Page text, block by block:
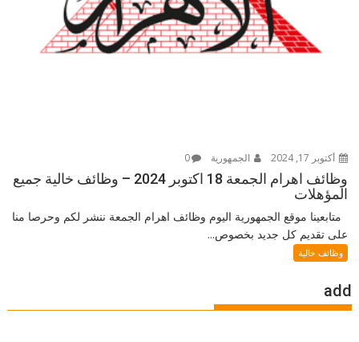
أكتوبر 17, 2024 الجمهورية 0
وظائف اهرام الجمعة 18 اكتوبر 2024 – وظائف خالية جميع
المؤهلات
متابعينا موقع الجمهورية اليوم وظائف اهرام الجمعة ننشر لكم وحرصا منا
على تقديم كل جديد بخصوص...
وظائف خالية
add